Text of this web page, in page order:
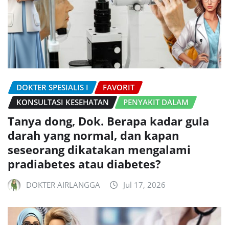
DOKTER SPESIALIS I
FAVORIT
KONSULTASI KESEHATAN
PENYAKIT DALAM
Tanya dong, Dok. Berapa kadar gula
darah yang normal, dan kapan
seseorang dikatakan mengalami
pradiabetes atau diabetes?
DOKTER AIRLANGGA Jul 17, 2026